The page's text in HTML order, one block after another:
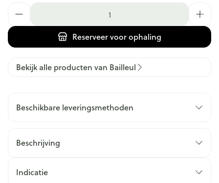
Reserveervoor ophaling
Bekijk alle producten van Bailleul
Beschikbare leveringsmethoden
Beschrijving
Indicatie